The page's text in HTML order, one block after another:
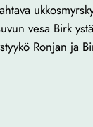
vesa Birk
Ronjan